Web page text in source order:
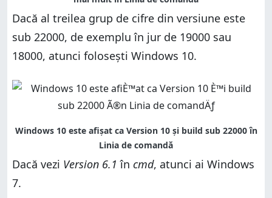
Dacă al treilea grup de cifre din versiune este
sub 22000, de exemplu în jur de 19000 sau
18000, atunci folosești Windows 10.
Dacă vezi Version 6.1 în cmd, atunci ai Windows
7.